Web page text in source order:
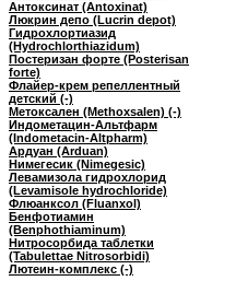
Антоксинат (Antoxinat)
Люкрин депо (Lucrin depot)
Гидрохлортиазид
(Hydrochlorthiazidum)
Постеризан форте (Posterisan
forte)
Флайер-крем репеллентный
детский (-)
Метоксален (Methoxsalen) (-)
Индометацин-Альтфарм
(Indometacin-Altpharm)
Ардуан (Arduan)
Нимегесик (Nimegesic)
Левамизола гидрохлорид
(Levamisole hydrochloride)
Флюанксол (Fluanxol)
Бенфотиамин
(Benphothiaminum)
Нитросорбида таблетки
(Tabulettae Nitrosorbidi)
Лютеин-комплекс (-)